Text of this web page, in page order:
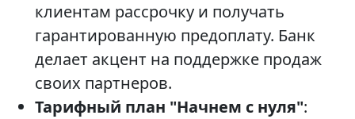
клиентам рассрочку и получать
гарантированную предоплату. Банк
делает акцент на поддержке продаж
своих партнеров.
Тарифный план "Начнем с нуля":